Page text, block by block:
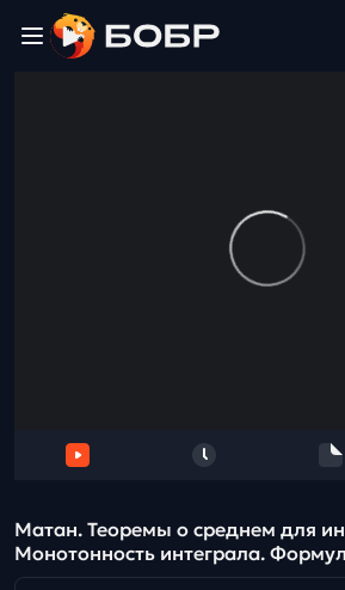
Матан. Теоремы о среднем для
Монотонность интеграла.
Лейбница.